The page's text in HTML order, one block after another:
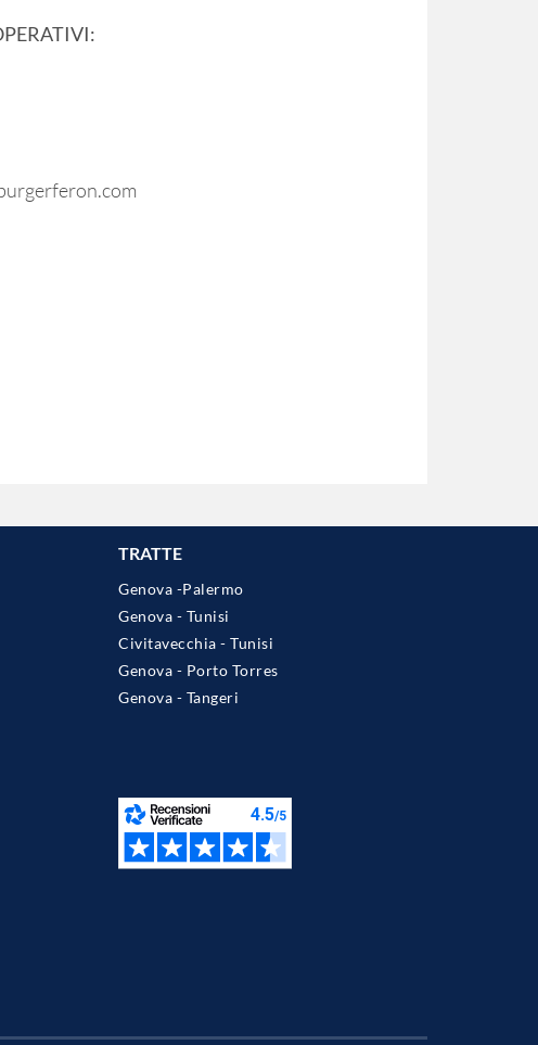
TRATTE
Genova -Palermo
Genova - Tunisi
Civitavecchia - Tunisi
Genova - Porto Torres
Genova - Tangeri